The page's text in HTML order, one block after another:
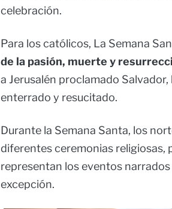
celebración.
Para los católicos, La Semana
de la pasión, muerte y
a Jerusalén proclamado
enterrado y resucitado.
Durante la Semana Santa, los
diferentes ceremonias religiosas,
representan los eventos
excepción.